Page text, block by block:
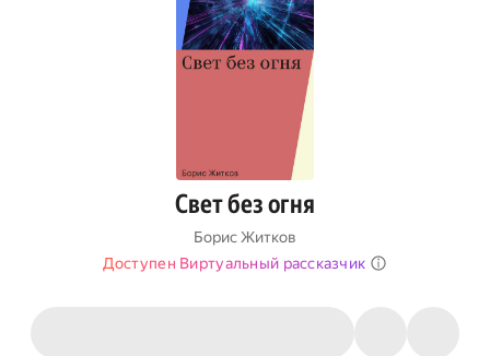
Свет без огня
Борис Житков
Доступен Виртуальный рассказчик